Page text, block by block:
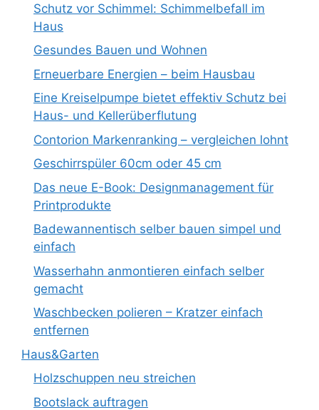
Schutz vor Schimmel: Schimmelbefall im
Haus
Gesundes Bauen und Wohnen
Erneuerbare Energien – beim Hausbau
Eine Kreiselpumpe bietet effektiv Schutz bei
Haus- und Kellerüberflutung
Contorion Markenranking – vergleichen lohnt
Geschirrspüler 60cm oder 45 cm
Das neue E-Book: Designmanagement für
Printprodukte
Badewannentisch selber bauen simpel und
einfach
Wasserhahn anmontieren einfach selber
gemacht
Waschbecken polieren – Kratzer einfach
entfernen
Haus&Garten
Holzschuppen neu streichen
Bootslack auftragen